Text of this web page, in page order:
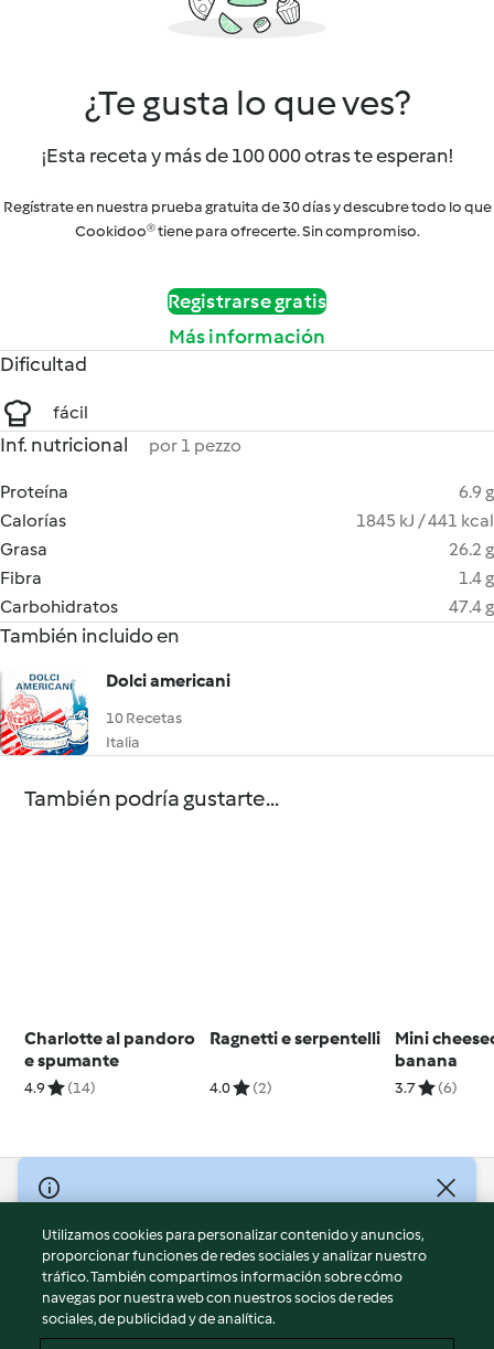
¿Te gusta lo que ves?
¡Esta receta y más de 100 000 otras te esperan!
Regístrate en nuestra prueba gratuita de 30 días y descubre todo lo que
Cookidoo® tiene para ofrecerte. Sin compromiso.
Registrarse gratis
Más información
Dificultad
fácil
Inf. nutricional por 1 pezzo
Proteína
6.9 g
Calorías
1845 kJ / 441 kcal
Grasa
26.2 g
Fibra
1.4 g
Carbohidratos
47.4 g
También incluido en
Dolci americani
10 Recetas
Italia
También podría gustarte...
Charlotte al pandoro
e spumante
4.9 (14)
Ragnetti e serpentelli
4.0 (2)
Mini
banana
3.7 (6)
© Copyright 2026
Términos de uso
Política de privacidad
Aviso legal
Información legal
Utilizamos cookies para personalizar contenido y anuncios,
proporcionar funciones de redes sociales y analizar nuestro
tráfico. También compartimos información sobre cómo
navegas por nuestra web con nuestros socios de redes
sociales, de publicidad y de analítica.